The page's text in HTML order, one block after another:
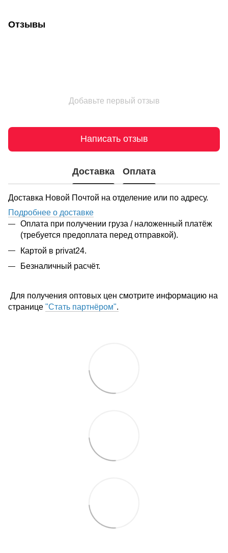
Отзывы
Добавьте первый отзыв
Написать отзыв
Доставка Оплата
Доставка Новой Почтой на отделение или по адресу.
Подробнее о доставке
Оплата при получении груза / наложенный платёж
(требуется предоплата перед отправкой).
Картой в privat24.
Безналичный расчёт.
Для получения оптовых цен смотрите информацию на
странице "Стать партнёром".